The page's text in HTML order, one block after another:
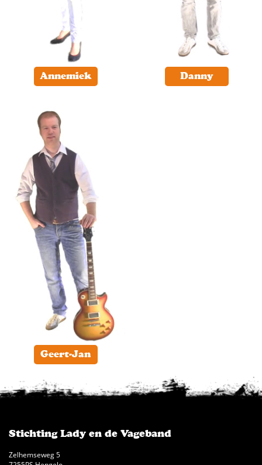
Annemiek Danny
Geert-Jan
Stichting Lady en de Vageband
Zelhemseweg 5